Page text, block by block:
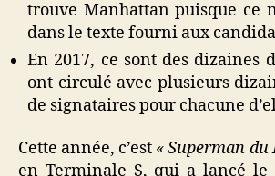
trouve Manhattan puisque ce
dans le texte fourni aux
En 2017, ce sont des dizaines
ont circulé avec plusieurs
de signataires pour chacune
Cette année, c’est « Superman du
en Terminale S, qui a lancé le